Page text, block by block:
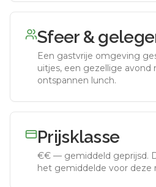
Sfeer &
Een gastvrije omgeving
uitjes, een gezellige
ontspannen lunch.
Prijsklasse
€€ — gemiddeld geprijsd.
het gemiddelde voor deze